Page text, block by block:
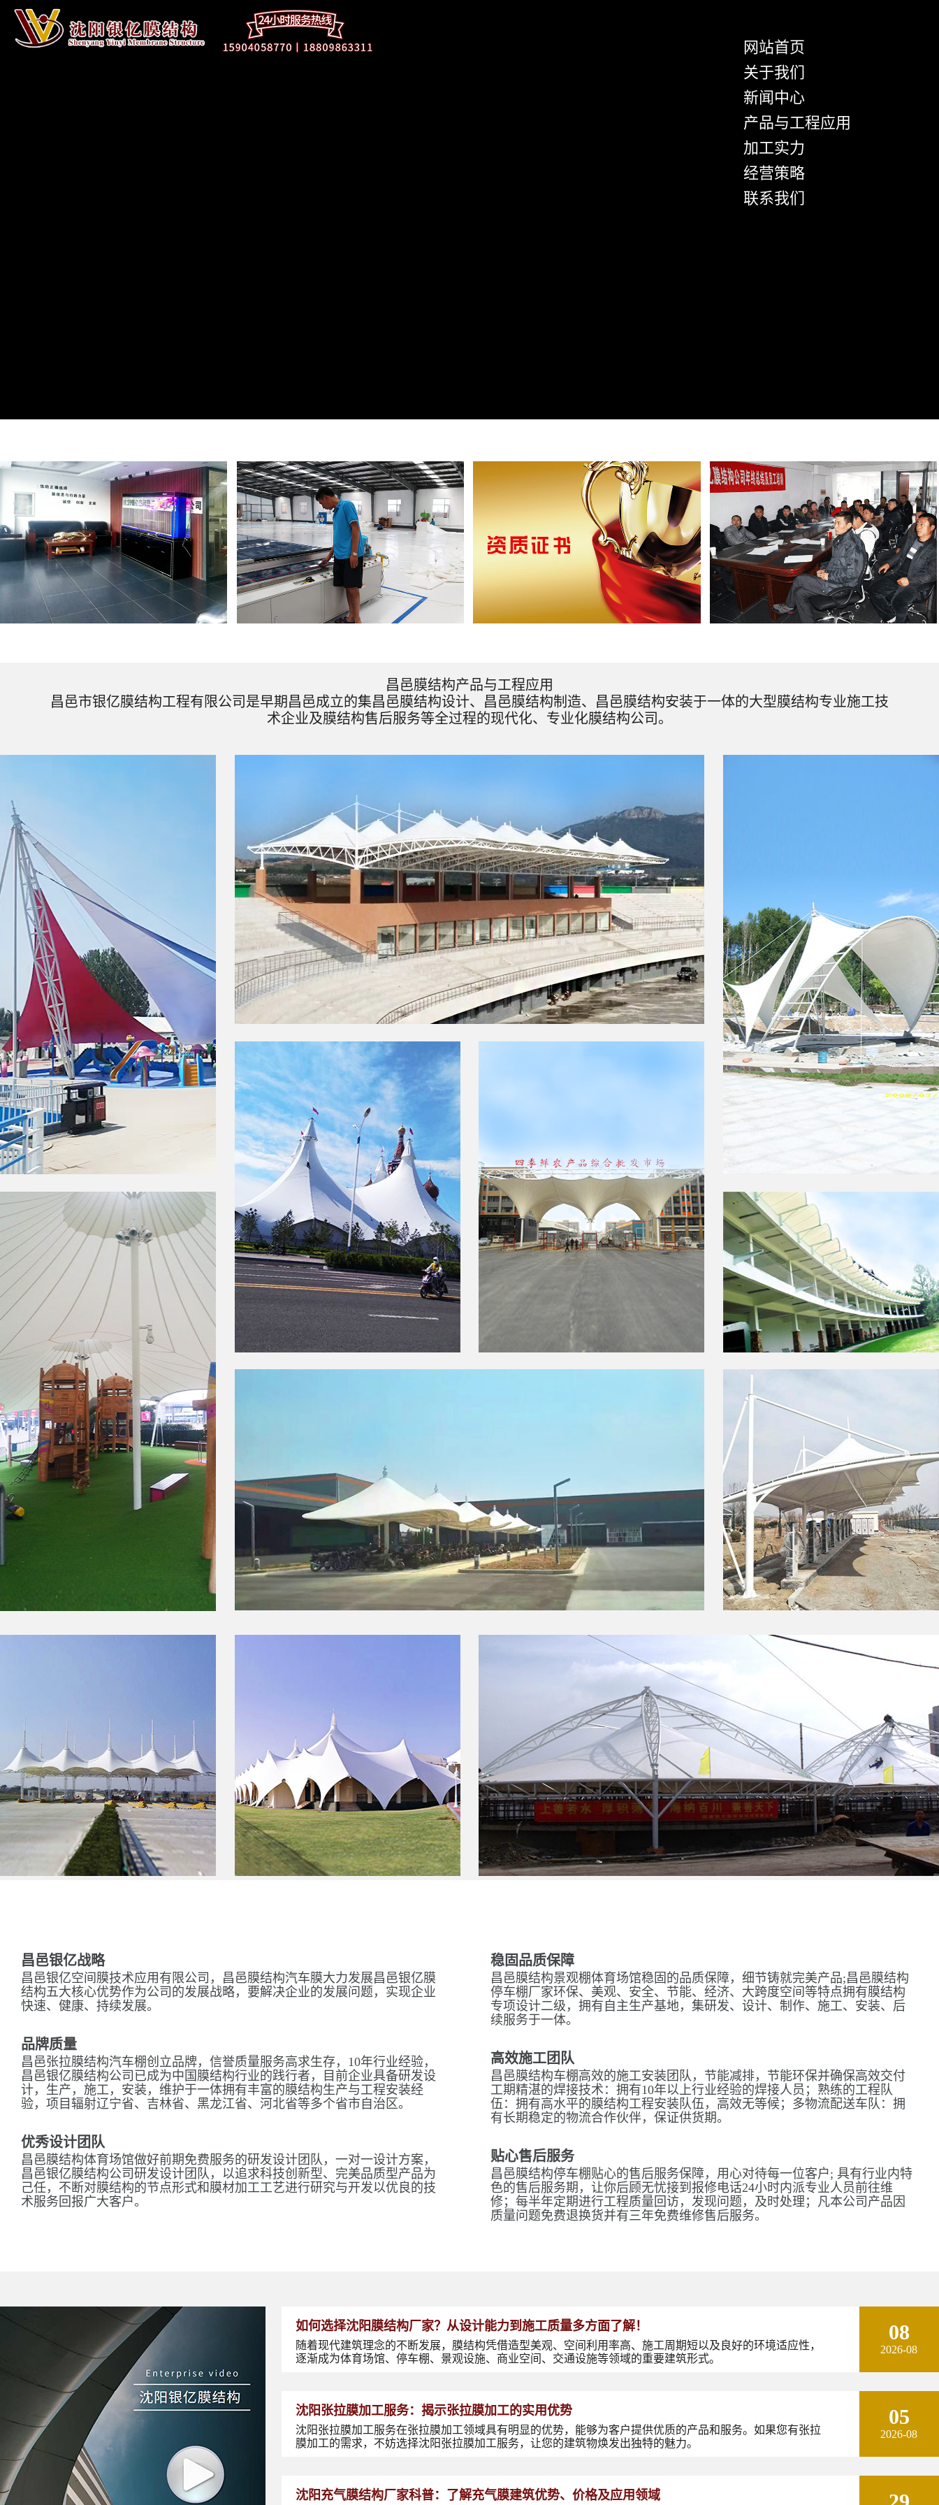
网站首页
关于我们
新闻中心
产品与工程应用
加工实力
经营策略
联系我们
昌邑膜结构产品与工程应用
昌邑市银亿膜结构工程有限公司是早期昌邑成立的集昌邑膜结构设计、昌邑膜结构制造、昌邑膜结构安装于一体的大型膜结构专业施工技
术企业及膜结构售后服务等全过程的现代化、专业化膜结构公司。
昌邑银亿战略
昌邑银亿空间膜技术应用有限公司，昌邑膜结构汽车膜大力发展昌邑银亿膜
结构五大核心优势作为公司的发展战略，要解决企业的发展问题，实现企业
快速、健康、持续发展。
品牌质量
昌邑张拉膜结构汽车棚创立品牌，信誉质量服务高求生存，10年行业经验，
昌邑银亿膜结构公司已成为中国膜结构行业的践行者，目前企业具备研发设
计，生产，施工，安装，维护于一体拥有丰富的膜结构生产与工程安装经
验，项目辐射辽宁省、吉林省、黑龙江省、河北省等多个省市自治区。
优秀设计团队
昌邑膜结构体育场馆做好前期免费服务的研发设计团队，一对一设计方案，
昌邑银亿膜结构公司研发设计团队，以追求科技创新型、完美品质型产品为
己任，不断对膜结构的节点形式和膜材加工工艺进行研究与开发以优良的技
术服务回报广大客户。
稳固品质保障
昌邑膜结构景观棚体育场馆稳固的品质保障，细节铸就完美产品;昌邑膜结构
停车棚厂家环保、美观、安全、节能、经济、大跨度空间等特点拥有膜结构
专项设计二级，拥有自主生产基地，集研发、设计、制作、施工、安装、后
续服务于一体。
高效施工团队
昌邑膜结构车棚高效的施工安装团队，节能减排，节能环保并确保高效交付
工期精湛的焊接技术：拥有10年以上行业经验的焊接人员；熟练的工程队
伍：拥有高水平的膜结构工程安装队伍，高效无等候；多物流配送车队：拥
有长期稳定的物流合作伙伴，保证供货期。
贴心售后服务
昌邑膜结构停车棚贴心的售后服务保障，用心对待每一位客户; 具有行业内特
色的售后服务期，让你后顾无忧接到报修电话24小时内派专业人员前往维
修；每半年定期进行工程质量回访，发现问题，及时处理；凡本公司产品因
质量问题免费退换货并有三年免费维修售后服务。
如何选择沈阳膜结构厂家？从设计能力到施工质量多方面了解！
随着现代建筑理念的不断发展，膜结构凭借造型美观、空间利用率高、施工周期短以及良好的环境适应性，
逐渐成为体育场馆、停车棚、景观设施、商业空间、交通设施等领域的重要建筑形式。
08
2026-08
沈阳张拉膜加工服务：揭示张拉膜加工的实用优势
沈阳张拉膜加工服务在张拉膜加工领域具有明显的优势，能够为客户提供优质的产品和服务。如果您有张拉
膜加工的需求，不妨选择沈阳张拉膜加工服务，让您的建筑物焕发出独特的魅力。
05
2026-08
沈阳充气膜结构厂家科普：了解充气膜建筑优势、价格及应用领域